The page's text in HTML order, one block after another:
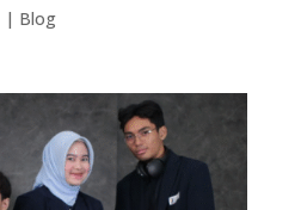
| Blog